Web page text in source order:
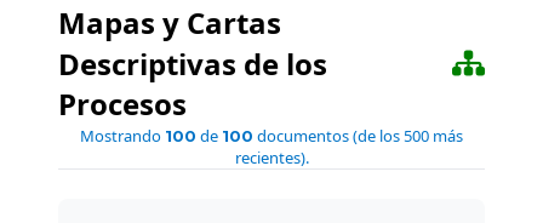
Mapas y Cartas
Descriptivas de los
Procesos
Mostrando 100 de 100 documentos (de los 500 más
recientes).